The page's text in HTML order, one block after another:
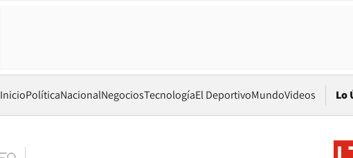
InicioPolíticaNacionalNegociosTecnologíaEl DeportivoMundoVideos Lo